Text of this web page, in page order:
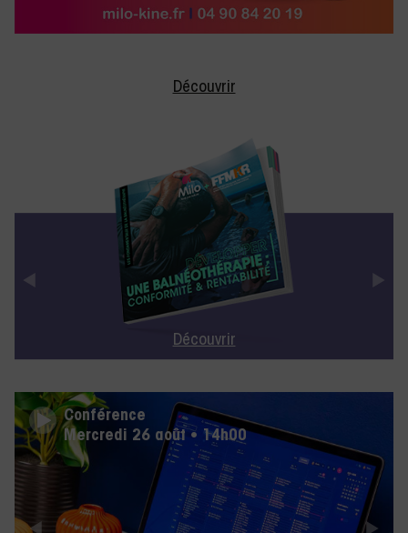
Découvrir
Découvrir
Conférence
Mercredi 26 août • 14h00